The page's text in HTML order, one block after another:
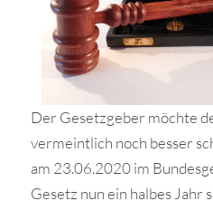
Der Gesetzgeber möchte
vermeintlich noch besser
am 23.06.2020 im
Gesetz nun ein halbes Jahr